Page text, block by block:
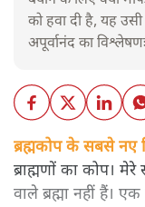
को हवा दी है, यह
अपूर्वानंद का विश्लेषणः
ब्रह्मकोप के सबसे नए
ब्राह्मणों का कोप।
वाले ब्रह्मा नहीं हैं।